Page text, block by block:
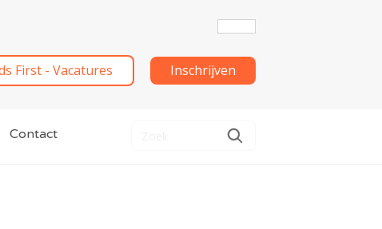
First - Vacatures Inschrijven
Contact